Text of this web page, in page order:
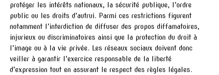
protéger les intérêts nationaux, la sécurité publique, l’ordre
public ou les droits d’autrui. Parmi ces restrictions figurent
notamment l’interdiction de diffuser des propos diffamatoires,
injurieux ou discriminatoires ainsi que la protection du droit à
l’image ou à la vie privée. Les réseaux sociaux doivent donc
veiller à garantir l’exercice responsable de la liberté
d’expression tout en assurant le respect des règles légales.